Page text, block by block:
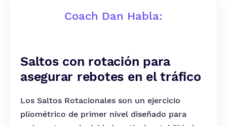
Coach Dan Habla:
Saltos con rotación para
asegurar rebotes en el tráfico
Los Saltos Rotacionales son un ejercicio
pliométrico de primer nivel diseñado para